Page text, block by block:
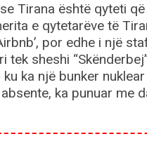
Tirana është qyteti
e qytetarëve të
por edhe i një
tek sheshi
ka një bunker
ka punuar me